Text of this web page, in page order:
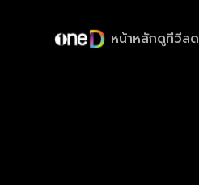
หน้าหลักดูทีวีสด